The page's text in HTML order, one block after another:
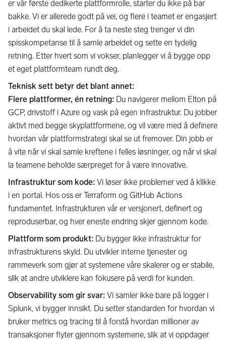
er vår første dedikerte plattformrolle, starter du ikke på bar
bakke. Vi er allerede godt på vei, og flere i teamet er engasjert
i arbeidet du skal lede. For å ta neste steg trenger vi din
spisskompetanse til å samle arbeidet og sette en tydelig
retning. Etter hvert som vi vokser, planlegger vi å bygge opp
et eget plattformteam rundt deg.
Teknisk sett betyr det blant annet:
Flere plattformer, én retning: Du navigerer mellom Elton på
GCP, drivstoff i Azure og vask på egen infrastruktur. Du jobber
aktivt med begge skyplattformene, og vil være med å definere
hvordan vår plattformstrategi skal se ut fremover. Din jobb er
å vite når vi skal samle kreftene i felles løsninger, og når vi skal
la teamene beholde særpreget for å være innovative.
Infrastruktur som kode: Vi løser ikke problemer ved å klikke
i en portal. Hos oss er Terraform og GitHub Actions
fundamentet. Infrastrukturen vår er versjonert, definert og
reproduserbar, og hver eneste endring skjer gjennom kode.
Plattform som produkt: Du bygger ikke infrastruktur for
infrastrukturens skyld. Du utvikler interne tjenester og
rammeverk som gjør at systemene våre skalerer og er stabile,
slik at andre utviklere kan fokusere på verdi for kunden.
Observability som gir svar: Vi samler ikke bare på logger i
Splunk, vi bygger innsikt. Du setter standarden for hvordan vi
bruker metrics og tracing til å forstå hvordan millioner av
transaksjoner flyter gjennom systemene, slik at vi oppdager